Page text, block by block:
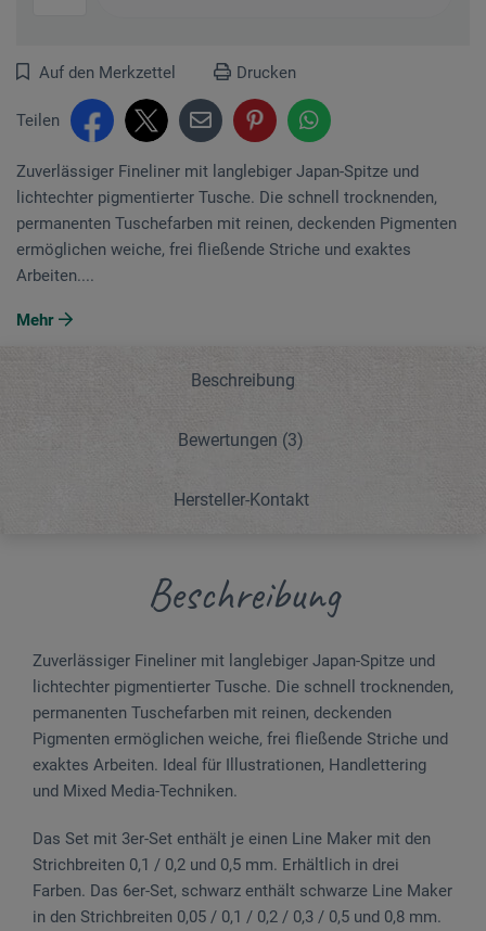
Auf den Merkzettel Drucken
Teilen
Zuverlässiger Fineliner mit langlebiger Japan-Spitze und
lichtechter pigmentierter Tusche. Die schnell trocknenden,
permanenten Tuschefarben mit reinen, deckenden Pigmenten
ermöglichen weiche, frei fließende Striche und exaktes
Arbeiten....
Mehr
Beschreibung
Bewertungen (3)
Hersteller-Kontakt
Beschreibung
Zuverlässiger Fineliner mit langlebiger Japan-Spitze und
lichtechter pigmentierter Tusche. Die schnell trocknenden,
permanenten Tuschefarben mit reinen, deckenden
Pigmenten ermöglichen weiche, frei fließende Striche und
exaktes Arbeiten. Ideal für Illustrationen, Handlettering
und Mixed Media-Techniken.
Das Set mit 3er-Set enthält je einen Line Maker mit den
Strichbreiten 0,1 / 0,2 und 0,5 mm. Erhältlich in drei
Farben. Das 6er-Set, schwarz enthält schwarze Line Maker
in den Strichbreiten 0,05 / 0,1 / 0,2 / 0,3 / 0,5 und 0,8 mm.